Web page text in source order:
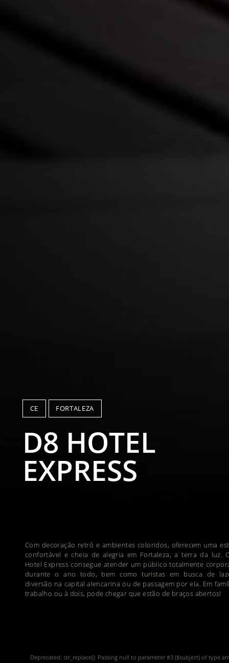
CE FORTALEZA
D8 HOTEL
EXPRESS
Com decoração retrô e ambientes coloridos, oferecem uma
confortável e cheia de alegria em Fortaleza, a terra da luz.
Hotel Express consegue atender um público totalmente
durante o ano todo, bem como turistas em busca de
diversão na capital alencarina ou de passagem por ela. Em
trabalho ou à dois, pode chegar que estão de braços abertos!
Deprecated: str_replace(): Passing null to parameter #3 ($subject) of type